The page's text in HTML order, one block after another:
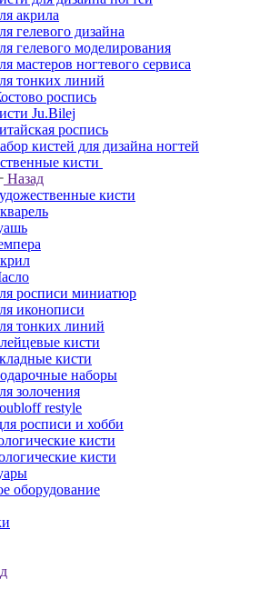
акрила
гелевого дизайна
гелевого моделирования
мастеров ногтевого сервиса
тонких линий
роспись
Ju.Bilej
роспись
кистей для дизайна ногтей
кисти
Назад
кисти
росписи миниатюр
иконописи
тонких линий
кисти
кисти
наборы
золочения
restyle
росписи и хобби
кисти
кисти
оборудование